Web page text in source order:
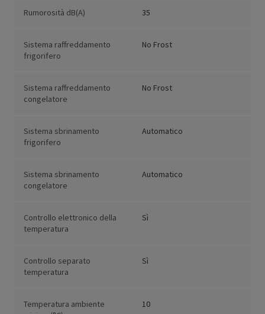
Rumorosità dB(A) 35
Sistema raffreddamento
frigorifero
No Frost
Sistema raffreddamento
congelatore
No Frost
Sistema sbrinamento
frigorifero
Automatico
Sistema sbrinamento
congelatore
Automatico
Controllo elettronico della
temperatura
Sì
Controllo separato
temperatura
Sì
Temperatura ambiente
10